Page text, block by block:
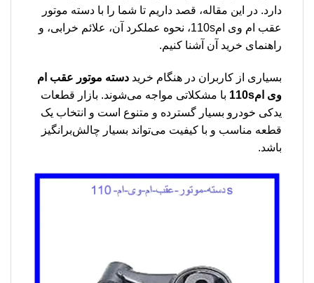
دارد. در این مقاله، قصد داریم تا شما را با دسته موتور
عقب ام وی ام110s، نحوه عملکرد آن، علائم خرابی، و
راهنمای خرید آن آشنا کنیم.
بسیاری از کاربران در هنگام خرید دسته موتور عقب ام
وی ام110s
با مشکلاتی مواجه می‌شوند. بازار قطعات
یدکی خودرو بسیار گسترده و متنوع است و انتخاب یک
قطعه مناسب و با کیفیت می‌تواند بسیار چالش‌برانگیز
باشد.